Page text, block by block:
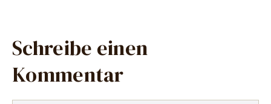
Schreibe einen
Kommentar